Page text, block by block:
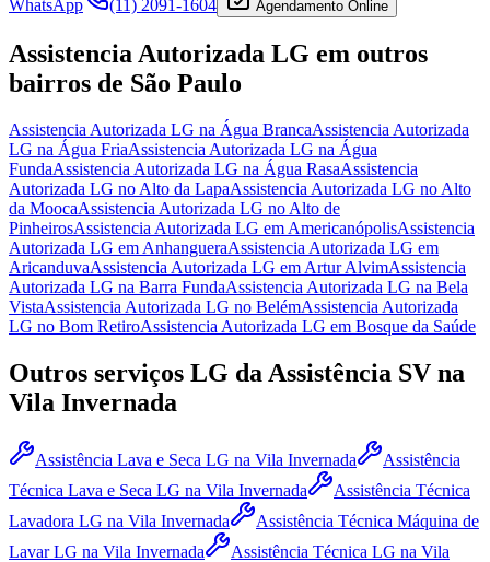
WhatsApp (11) 2091-1604 Agendamento Online
Assistencia Autorizada LG em outros
bairros de São Paulo
Assistencia Autorizada LG na Água BrancaAssistencia Autorizada
LG na Água FriaAssistencia Autorizada LG na Água
FundaAssistencia Autorizada LG na Água RasaAssistencia
Autorizada LG no Alto da LapaAssistencia Autorizada LG no Alto
da MoocaAssistencia Autorizada LG no Alto de
PinheirosAssistencia Autorizada LG em AmericanópolisAssistencia
Autorizada LG em AnhangueraAssistencia Autorizada LG em
AricanduvaAssistencia Autorizada LG em Artur AlvimAssistencia
Autorizada LG na Barra FundaAssistencia Autorizada LG na Bela
VistaAssistencia Autorizada LG no BelémAssistencia Autorizada
LG no Bom RetiroAssistencia Autorizada LG em Bosque da Saúde
Outros serviços LG da Assistência SV na
Vila Invernada
Assistência Lava e Seca LG na Vila Invernada
Assistência
Técnica Lava e Seca LG na Vila Invernada
Assistência Técnica
Lavadora LG na Vila Invernada
Assistência Técnica Máquina de
Lavar LG na Vila Invernada Assistência Técnica LG na Vila